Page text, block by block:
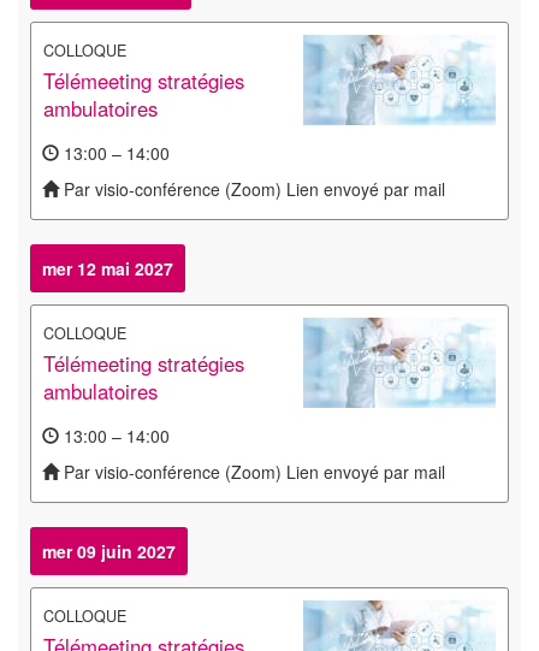
COLLOQUE
Télémeeting stratégies
ambulatoires
13:00 – 14:00
Par visio-conférence (Zoom) Lien envoyé par mail
mer 12 mai 2027
COLLOQUE
Télémeeting stratégies
ambulatoires
13:00 – 14:00
Par visio-conférence (Zoom) Lien envoyé par mail
mer 09 juin 2027
COLLOQUE